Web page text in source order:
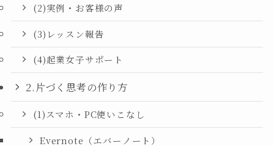
(2)実例・お客様の声
(3)レッスン報告
(4)起業女子サポート
2.片づく思考の作り方
(1)スマホ・PC使いこなし
Evernote（エバーノート）